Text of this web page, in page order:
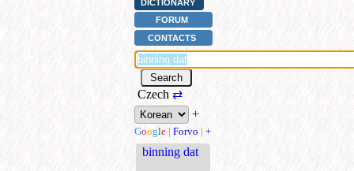
DICTIONARY
FORUM
CONTACTS
Czech ⇄
+
Google | Forvo | +
binning dat